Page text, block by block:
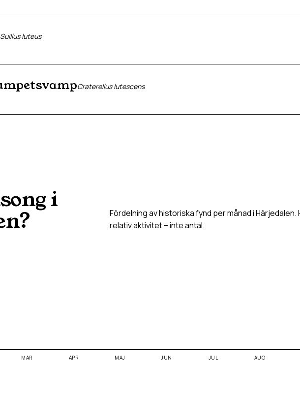
Suillus luteus
Craterellus lutescens
i
? Fördelning av historiska fynd per månad iHärjedalen.
relativ aktivitet – inte antal.
MAR APR MAJ JUN JUL AUG